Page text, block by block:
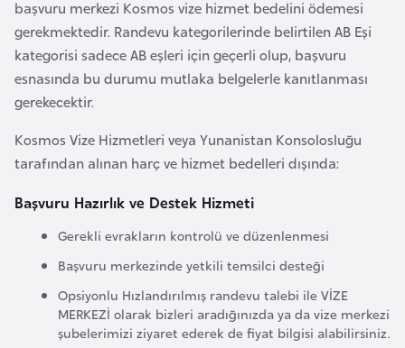
başvuru merkezi Kosmos vize hizmet bedelini ödemesi
gerekmektedir. Randevu kategorilerinde belirtilen AB Eşi
kategorisi sadece AB eşleri için geçerli olup, başvuru
esnasında bu durumu mutlaka belgelerle kanıtlanması
gerekecektir.
Kosmos Vize Hizmetleri veya Yunanistan Konsolosluğu
tarafından alınan harç ve hizmet bedelleri dışında:
Başvuru Hazırlık ve Destek Hizmeti
Gerekli evrakların kontrolü ve düzenlenmesi
Başvuru merkezinde yetkili temsilci desteği
Opsiyonlu Hızlandırılmış randevu talebi ile VİZE
MERKEZİ olarak bizleri aradığınızda ya da vize merkezi
şubelerimizi ziyaret ederek de fiyat bilgisi alabilirsiniz.
s
o
Ç
d
Ç